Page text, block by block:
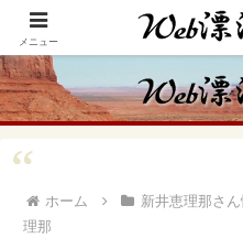
アメリカ・インディアンの思想・生
からの
ホーム 新井恵理那さ
理那
メニュー